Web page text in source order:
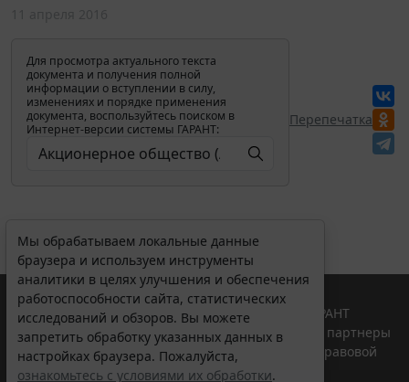
Для просмотра актуального текста
документа и получения полной
информации о вступлении в силу,
изменениях и порядке применения
документа, воспользуйтесь поиском в
Интернет-версии системы ГАРАНТ:
Перепечатка
Мы обрабатываем локальные данные
браузера и используем инструменты
аналитики в целях улучшения и обеспечения
работоспособности сайта, статистических
исследований и обзоров. Вы можете
запретить обработку указанных данных в
настройках браузера. Пожалуйста,
ознакомьтесь с условиями их обработки.
© ООО "НПП "ГАРАНТ-СЕРВИС", 2026. Система ГАРАНТ
выпускается с 1990 года. Компания "Гарант" и ее партнеры
являются участниками Российской ассоциации правовой
информации ГАРАНТ.